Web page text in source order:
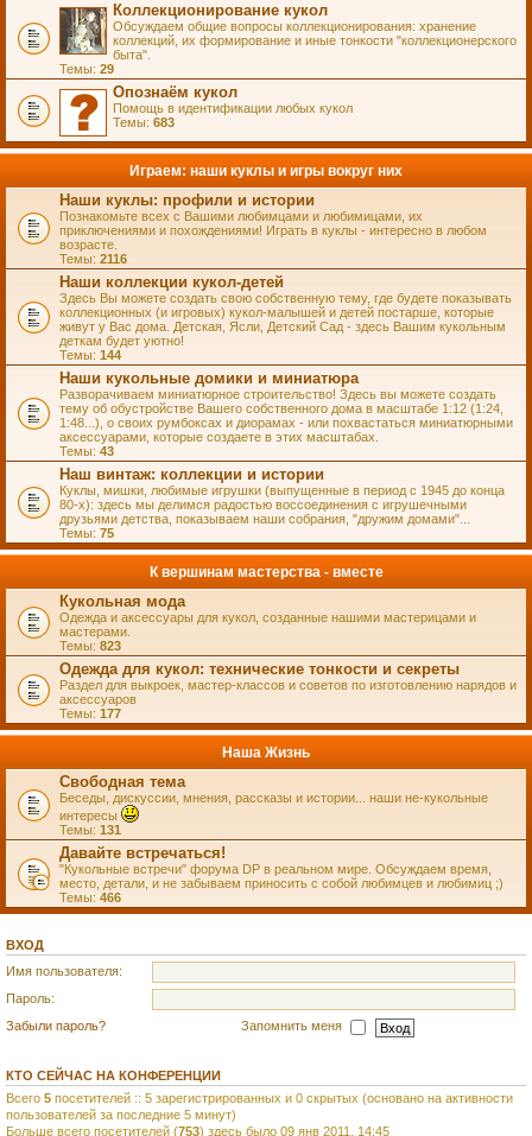
Коллекционирование кукол
Обсуждаем общие вопросы коллекционирования: хранение
коллекций, их формирование и иные тонкости "коллекционерского
быта".
Темы: 29
Опознаём кукол
Помощь в идентификации любых кукол
Темы: 683
Играем: наши куклы и игры вокруг них
Наши куклы: профили и истории
Познакомьте всех с Вашими любимцами и любимицами, их
приключениями и похождениями! Играть в куклы - интересно в любом
возрасте.
Темы: 2116
Наши коллекции кукол-детей
Здесь Вы можете создать свою собственную тему, где будете показывать
коллекционных (и игровых) кукол-малышей и детей постарше, которые
живут у Вас дома. Детская, Ясли, Детский Сад - здесь Вашим кукольным
деткам будет уютно!
Темы: 144
Наши кукольные домики и миниатюра
Разворачиваем миниатюрное строительство! Здесь вы можете создать
тему об обустройстве Вашего собственного дома в масштабе 1:12 (1:24,
1:48...), о своих румбоксах и диорамах - или похвастаться миниатюрными
аксессуарами, которые создаете в этих масштабах.
Темы: 43
Наш винтаж: коллекции и истории
Куклы, мишки, любимые игрушки (выпущенные в период с 1945 до конца
80-х): здесь мы делимся радостью воссоединения с игрушечными
друзьями детства, показываем наши собрания, "дружим домами"...
Темы: 75
К вершинам мастерства - вместе
Кукольная мода
Одежда и аксессуары для кукол, созданные нашими мастерицами и
мастерами.
Темы: 823
Одежда для кукол: технические тонкости и секреты
Раздел для выкроек, мастер-классов и советов по изготовлению нарядов и
аксессуаров
Темы: 177
Наша Жизнь
Свободная тема
Беседы, дискуссии, мнения, рассказы и истории... наши не-кукольные
интересы
Темы: 131
Давайте встречаться!
"Кукольные встречи" форума DP в реальном мире. Обсуждаем время,
место, детали, и не забываем приносить с собой любимцев и любимиц ;)
Темы: 466
ВХОД
Имя пользователя:
Пароль:
Забыли пароль?
Запомнить меня
КТО СЕЙЧАС НА КОНФЕРЕНЦИИ
Всего 5 посетителей :: 5 зарегистрированных и 0 скрытых (основано на активности
пользователей за последние 5 минут)
Больше всего посетителей (753) здесь было 09 янв 2011, 14:45